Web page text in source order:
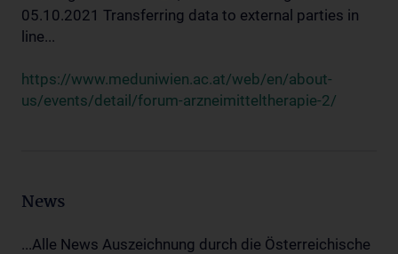
05.10.2021 Transferring data to external parties in
line...
https://www.meduniwien.ac.at/web/en/about-
us/events/detail/forum-arzneimitteltherapie-2/
News
...Alle News Auszeichnung durch die Österreichische